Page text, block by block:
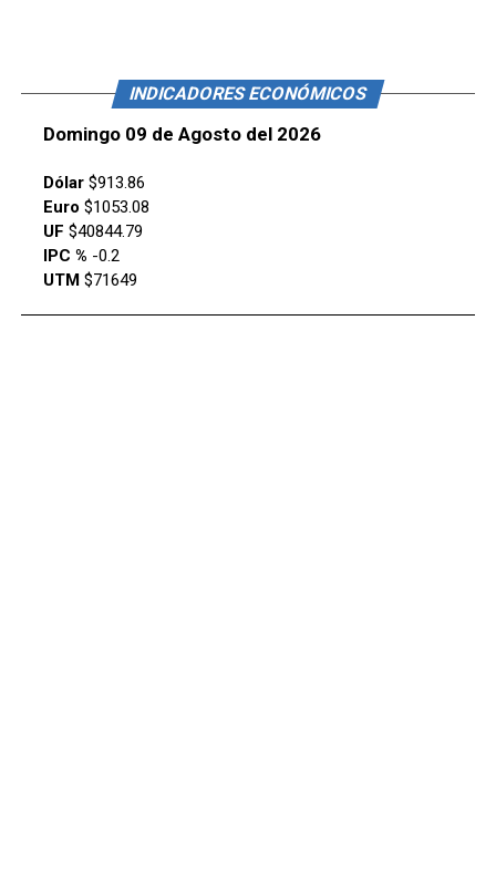
INDICADORES ECONÓMICOS
Domingo 09 de Agosto del 2026
Dólar$913.86
Euro $1053.08
UF $40844.79
IPC % -0.2
UTM$71649